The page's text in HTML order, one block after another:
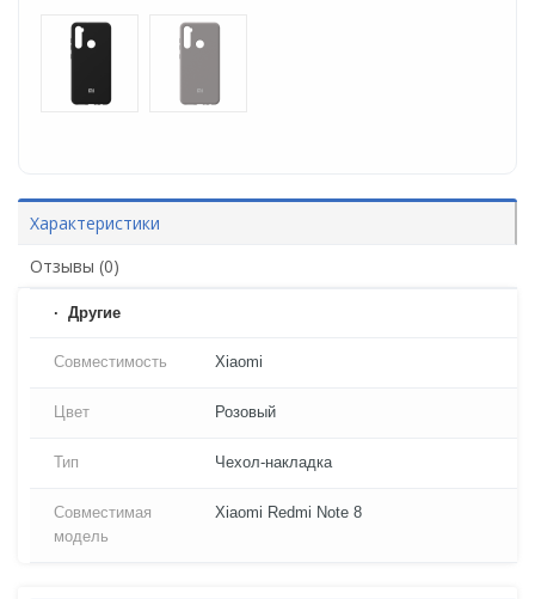
Характеристики
Отзывы (0)
Другие
Совместимость Xiaomi
Цвет Розовый
Тип Чехол-накладка
Совместимая
модель
Xiaomi Redmi Note 8